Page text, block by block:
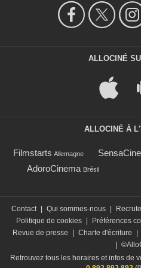
ALLOCINÉ
ALLOCINÉ À
Filmstarts Allemagne SensaCine
AdoroCinema Brésil
Contact Qui sommes-nous
Politique de cookies
Préférences
Revue de presse
Charte d'écriture
Retrouvez tous les horaires et infos de